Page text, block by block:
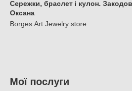
Сережки, браслет і кулон.
Оксана
Borges Art Jewelry store
Мої послуги